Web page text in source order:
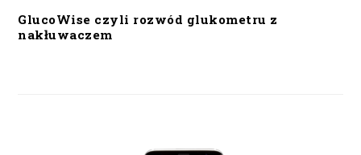
GlucoWise czyli rozwód glukometru z
nakłuwaczem